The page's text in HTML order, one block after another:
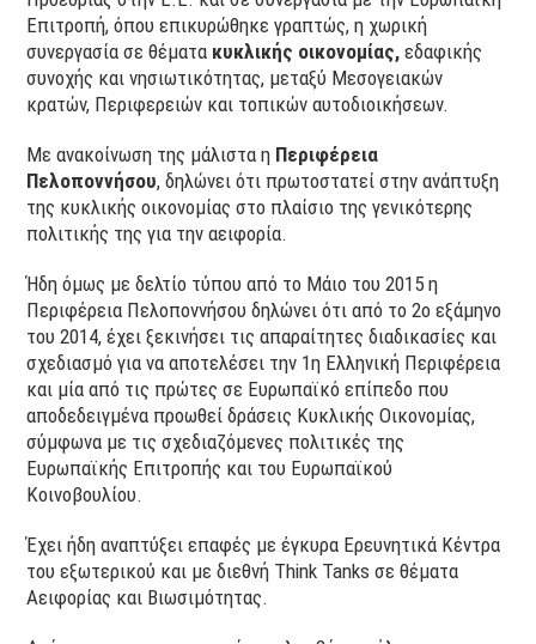
Επιτροπή, όπου επικυρώθηκε γραπτώς, η χωρική
συνεργασία σε θέματα κυκλικής οικονομίας, εδαφικής
συνοχής και νησιωτικότητας, μεταξύ Μεσογειακών
κρατών, Περιφερειών και τοπικών αυτοδιοικήσεων.
Με ανακοίνωση της μάλιστα η Περιφέρεια
Πελοποννήσου, δηλώνει ότι πρωτοστατεί στην ανάπτυξη
της κυκλικής οικονομίας στο πλαίσιο της γενικότερης
πολιτικής της για την αειφορία.
Ήδη όμως με δελτίο τύπου από το Μάιο του 2015 η
Περιφέρεια Πελοποννήσου δηλώνει ότι από το 2ο εξάμηνο
του 2014, έχει ξεκινήσει τις απαραίτητες διαδικασίες και
σχεδιασμό για να αποτελέσει την 1η Ελληνική Περιφέρεια
και μία από τις πρώτες σε Ευρωπαϊκό επίπεδο που
αποδεδειγμένα προωθεί δράσεις Κυκλικής Οικονομίας,
σύμφωνα με τις σχεδιαζόμενες πολιτικές της
Ευρωπαϊκής Επιτροπής και του Ευρωπαϊκού
Κοινοβουλίου.
Έχει ήδη αναπτύξει επαφές με έγκυρα Ερευνητικά Κέντρα
του εξωτερικού και με διεθνή Think Tanks σε θέματα
Αειφορίας και Βιωσιμότητας.